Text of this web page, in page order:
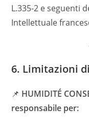
L.335-2 e seguenti
Intellettuale
6. Limitazioni
📌 HUMIDITÉ
responsabile per: